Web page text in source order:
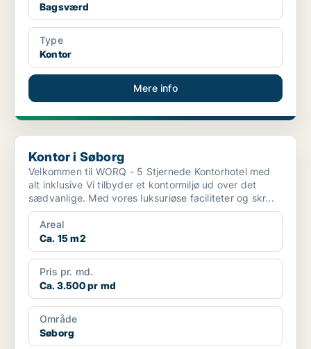
Bagsværd
Type
Kontor
Mere info
Kontor i Søborg
Kontor i Søborg
Velkommen til WORQ - 5 Stjernede Kontorhotel med
alt inklusive Vi tilbyder et kontormiljø ud over det
sædvanlige. Med vores luksuriøse faciliteter og skr...
Areal
Ca. 15 m2
Pris pr. md.
Ca. 3.500 pr md
Område
Søborg